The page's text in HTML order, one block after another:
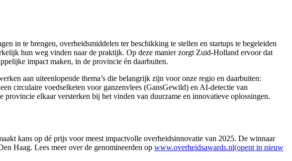
in te brengen, overheidsmiddelen ter beschikking te stellen en startups te begeleiden
hun weg vinden naar de praktijk. Op deze manier zorgt Zuid-Holland ervoor dat
impact maken, in de provincie én daarbuiten.
aan uiteenlopende thema’s die belangrijk zijn voor onze regio en daarbuiten:
circulaire voedselketen voor ganzenvlees (GansGewild) en AI-detectie van
elkaar versterken bij het vinden van duurzame en innovatieve oplossingen.
kans op dé prijs voor meest impactvolle overheidsinnovatie van 2025. De winnaar
Haag. Lees meer over de genomineerden op www.overheidsawards.nl(opent in nieuw